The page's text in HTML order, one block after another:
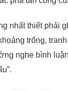
nhất thiết phải
trống,
nghe bình